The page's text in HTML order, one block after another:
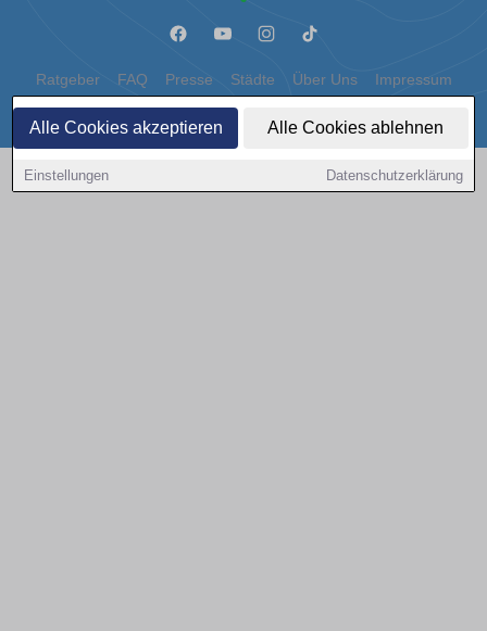
Alle Cookies akzeptieren Alle Cookies ablehnen
Einstellungen Datenschutzerklärung
Ratgeber FAQ Presse Städte Über Uns Impressum
Datenschutz Cookies
Copyright © 2000 - 2026 | 1A Infosysteme GmbH | Content by: 1a-sites-autos